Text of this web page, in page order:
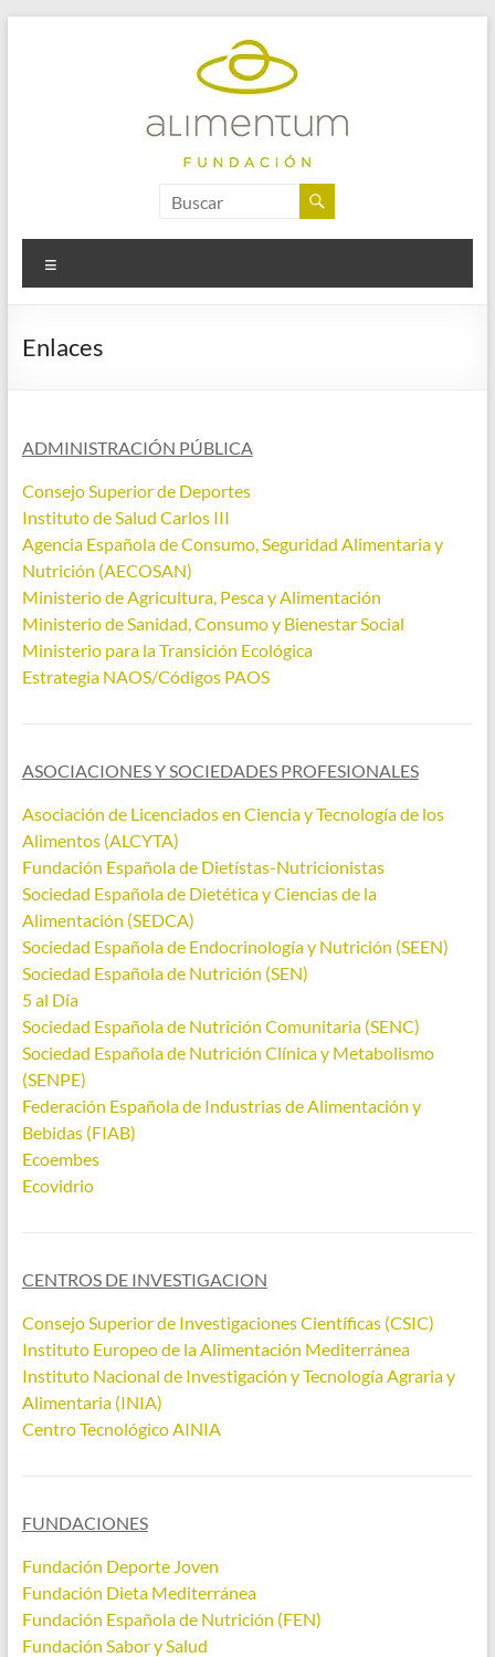
Fundación
Alimentum
Enlaces
ADMINISTRACIÓN PÚBLICA
Consejo Superior de Deportes
Instituto de Salud Carlos III
Agencia Española de Consumo, Seguridad Alimentaria y
Nutrición (AECOSAN)
Ministerio de Agricultura, Pesca y Alimentación
Ministerio de Sanidad, Consumo y Bienestar Social
Ministerio para la Transición Ecológica
Estrategia NAOS/Códigos PAOS
ASOCIACIONES Y SOCIEDADES PROFESIONALES
Asociación de Licenciados en Ciencia y Tecnología de los
Alimentos (ALCYTA)
Fundación Española de Dietístas-Nutricionistas
Sociedad Española de Dietética y Ciencias de la
Alimentación (SEDCA)
Sociedad Española de Endocrinología y Nutrición (SEEN)
Sociedad Española de Nutrición (SEN)
5 al Día
Sociedad Española de Nutrición Comunitaria (SENC)
Sociedad Española de Nutrición Clínica y Metabolismo
(SENPE)
Federación Española de Industrias de Alimentación y
Bebidas (FIAB)
Ecoembes
Ecovidrio
CENTROS DE INVESTIGACION
Consejo Superior de Investigaciones Científicas (CSIC)
Instituto Europeo de la Alimentación Mediterránea
Instituto Nacional de Investigación y Tecnología Agraria y
Alimentaria (INIA)
Centro Tecnológico AINIA
FUNDACIONES
Fundación Deporte Joven
Fundación Dieta Mediterránea
Fundación Española de Nutrición (FEN)
Fundación Sabor y Salud